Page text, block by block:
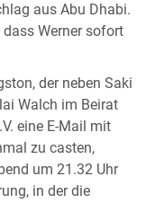
aus Abu Dhabi.
Werner sofort
der neben Saki
Walch im Beirat
eine E-Mail mit
zu casten,
um 21.32 Uhr
in der die